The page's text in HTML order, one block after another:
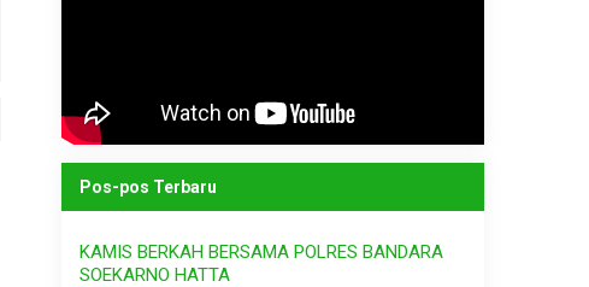
Pos-pos Terbaru
KAMIS BERKAH BERSAMA POLRES BANDARA
SOEKARNO HATTA